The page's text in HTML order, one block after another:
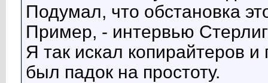
Подумал, что обстановка
Пример, - интервью
Я так искал копирайтеров
был падок на простоту.